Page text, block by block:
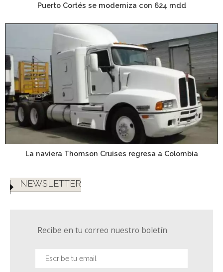
Puerto Cortés se moderniza con 624 mdd
La naviera Thomson Cruises regresa a Colombia
NEWSLETTER
Recibe en tu correo nuestro boletín